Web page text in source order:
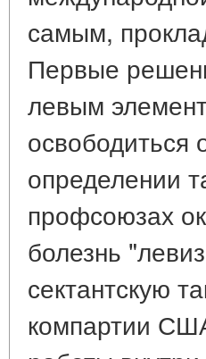
самым,
Первые
левым
освободиться
определении
профсоюзах
болезнь
сектантскую
компартии